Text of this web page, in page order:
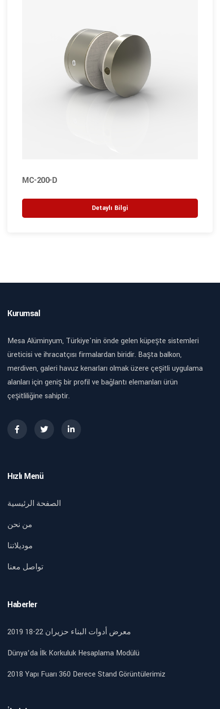
MC-200-D
Detaylı Bilgi
Kurumsal
Mesa Alüminyum, Türkiye'nin önde gelen küpeşte sistemleri
üreticisi ve ihracatçısı firmalardan biridir. Başta balkon,
merdiven, galeri havuz kenarları olmak üzere çeşitli uygulama
alanları için geniş bir profil ve bağlantı elemanları ürün
çeşitliliğine sahiptir.
Hızlı Menü
الصفحة الرئيسية
من نحن
موديلاتنا
تواصل معنا
Haberler
2019 18-22 معرض أدوات البناء حزيران
Dünya’da İlk Korkuluk Hesaplama Modülü
2018 Yapı Fuarı 360 Derece Stand Görüntülerimiz